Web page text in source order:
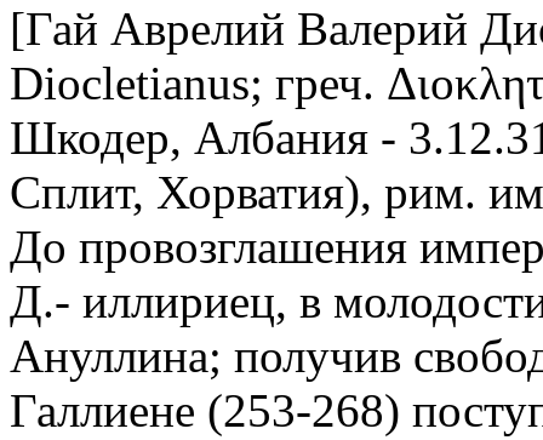
[Гай Аврелий Валерий
Diocletianus; греч.
Шкодер, Албания -
Сплит, Хорватия), рим.
До провозглашения
Д.- иллириец, в
Ануллина; получив
Галлиене (253-268)